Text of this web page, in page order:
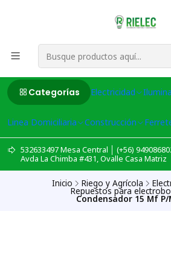
Categorías Electricidad
Linea Domiciliaria Construcción
532633497 Mesa Central │ (+56)
Avda La Chimba #431, Ovalle Casa Matriz
Inicio Riego y Agrícola
Repuestos para
Condensador 15 Mf